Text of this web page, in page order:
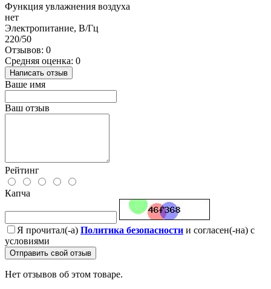
Функция увлажнения воздуха
нет
Электропитание, В/Гц
220/50
Отзывов: 0
Средняя оценка: 0
Написать отзыв
Ваше имя
Ваш отзыв
Рейтинг
Капча
Я прочитал(-а) Политика безопасности и согласен(-на) с
условиями
Отправить свой отзыв
Нет отзывов об этом товаре.